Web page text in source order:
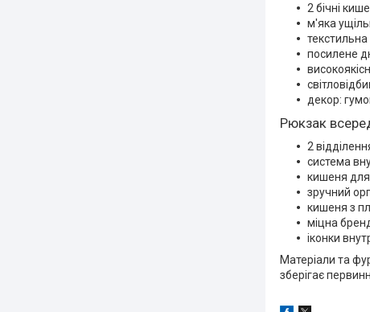
2 бічні
м'яка
посилене
декор:
Рюкзак
2
система
кишеня
зручний
кишеня з
міцна
іконки
Матеріали та
зберігає